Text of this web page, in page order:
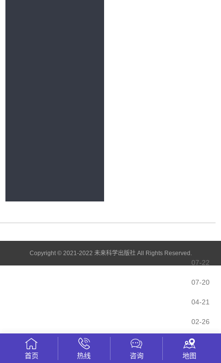
07-22
07-20
04-21
02-26
Vocational French Teaching 高洁玉 02-26
杨琳琳 02-26
首页 热线 咨询 地图
Copyright © 2021-2022 未来科学出版社 All Rights Reserved.